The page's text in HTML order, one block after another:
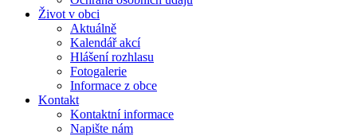
Život v obci
Aktuálně
Kalendář akcí
Hlášení rozhlasu
Fotogalerie
Informace z obce
Kontakt
Kontaktní informace
Napište nám